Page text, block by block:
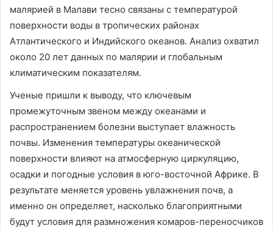
малярией в Малави тесно связаны с температурой
поверхности воды в тропических районах
Атлантического и Индийского океанов. Анализ охватил
около 20 лет данных по малярии и глобальным
климатическим показателям.
Ученые пришли к выводу, что ключевым
промежуточным звеном между океанами и
распространением болезни выступает влажность
почвы. Изменения температуры океанической
поверхности влияют на атмосферную циркуляцию,
осадки и погодные условия в юго-восточной Африке. В
результате меняется уровень увлажнения почв, а
именно он определяет, насколько благоприятными
будут условия для размножения комаров-переносчиков